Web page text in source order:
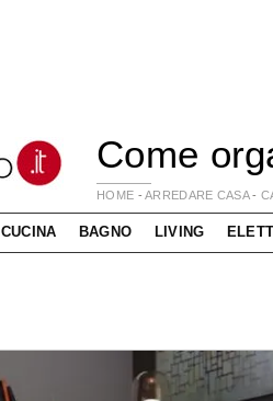
Come
HOME -ARREDARE CASA-
CUCINA BAGNO LIVING